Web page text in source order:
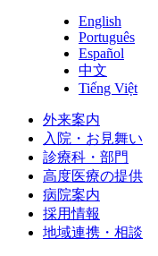
English
Português
Español
中文
Tiếng Việt
外来案内
入院・お見舞い
診療科・部門
高度医療の提供
病院案内
採用情報
地域連携・相談